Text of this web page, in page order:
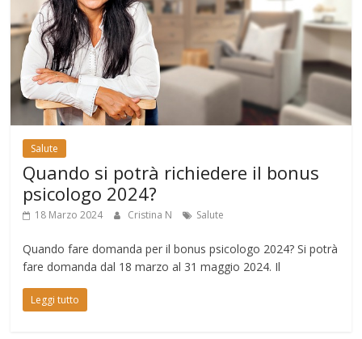
Salute
Quando si potrà richiedere il bonus
psicologo 2024?
18 Marzo 2024 Cristina N Salute
Quando fare domanda per il bonus psicologo 2024? Si potrà
fare domanda dal 18 marzo al 31 maggio 2024. Il
Leggi tutto